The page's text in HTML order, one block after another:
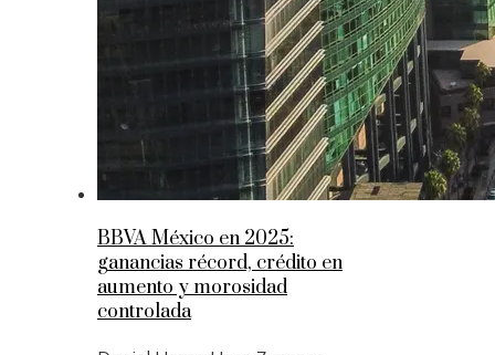
BBVA México en 2025:
ganancias récord, crédito en
aumento y morosidad
controlada